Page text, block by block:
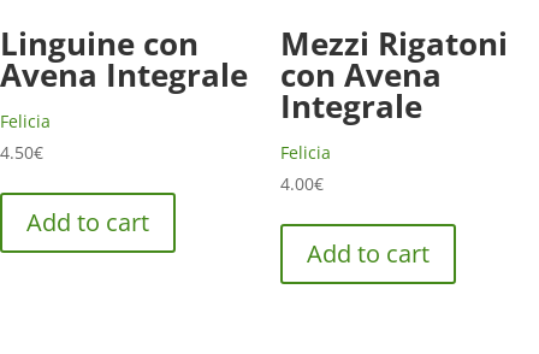
Linguine con
Avena Integrale
Felicia
4.50€
Add to cart
Mezzi Rigatoni
con Avena
Integrale
Felicia
4.00€
Add to cart